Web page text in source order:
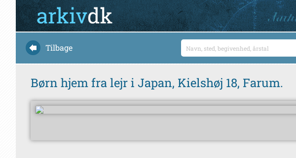
Tilbage
Børn hjem fra lejr i Japan, Kielshøj 18, Farum.